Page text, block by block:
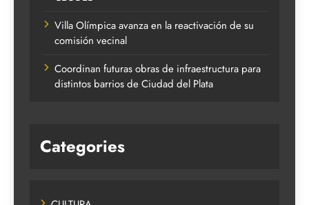
Villa Olímpica avanza en la reactivación de su
comisión vecinal
Coordinan futuras obras de infraestructura para
distintos barrios de Ciudad del Plata
Categories